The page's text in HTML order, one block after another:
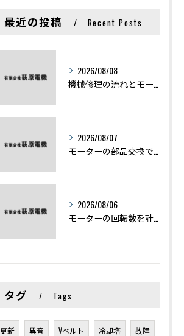
最近の投稿 Recent Posts
2026/08/08
2026/08/07
2026/08/06
タグ Tags
更新 異音 Vベルト 冷却塔 故障